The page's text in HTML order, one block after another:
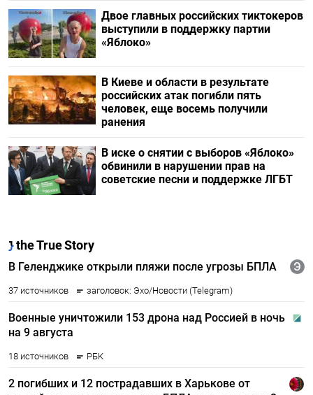
Двое главных российских тиктокеров
выступили в поддержку партии
«Яблоко»
В Киеве и области в результате
российских атак погибли пять
человек, еще восемь получили
ранения
В иске о снятии с выборов «Яблоко»
обвинили в нарушении прав на
советские песни и поддержке ЛГБТ